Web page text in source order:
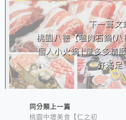
下一篇文
桃園八德【嗑肉石鍋(
個人小火鍋│量多多精
好滿足
同分類上一篇
桃園中壢美食【仁之初